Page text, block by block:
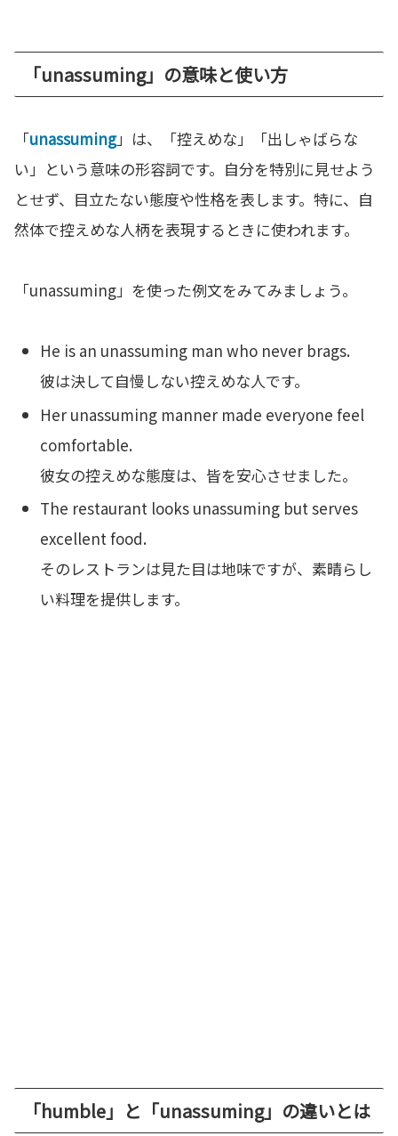
「unassuming」の意味と使い方
「unassuming」は、「控えめな」「出しゃばらな
い」という意味の形容詞です。自分を特別に見せよう
とせず、目立たない態度や性格を表します。特に、自
然体で控えめな人柄を表現するときに使われます。
「unassuming」を使った例文をみてみましょう。
He is an unassuming man who never brags.
彼は決して自慢しない控えめな人です。
Her unassuming manner made everyone feel
comfortable.
彼女の控えめな態度は、皆を安心させました。
The restaurant looks unassuming but serves
excellent food.
そのレストランは見た目は地味ですが、素晴らし
い料理を提供します。
「humble」と「unassuming」の違いとは